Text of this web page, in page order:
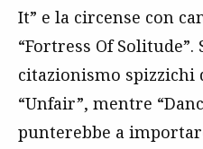
It” e la circense con
“Fortress Of
citazionismo spizzichi
“Unfair”, mentre
punterebbe a